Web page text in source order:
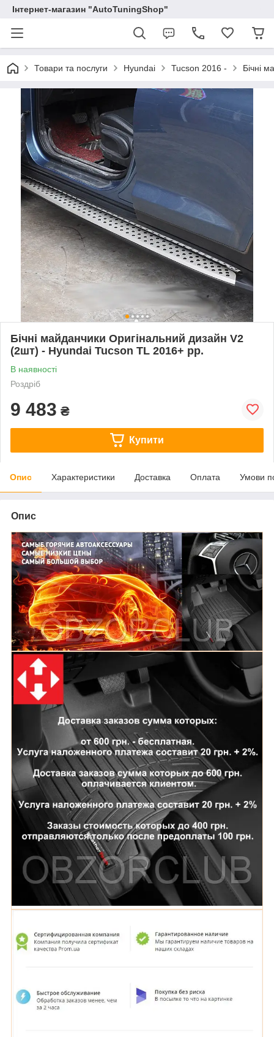
Інтернет-магазин "AutoTuningShop"
Товари та послуги Hyundai Tucson 2016 - Бічні
Бічні майданчики Оригінальний дизайн V2
(2шт) - Hyundai Tucson TL 2016+ рр.
В наявності
Роздріб
9 483 ₴
Купити
Опис Характеристики Доставка Оплата Умови
Опис